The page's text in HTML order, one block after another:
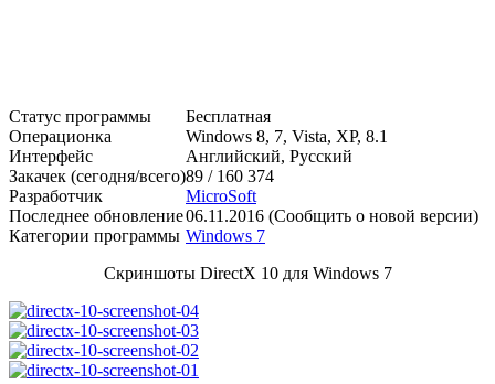
Статус программы
Бесплатная
Операционка
Windows 8, 7, Vista, XP, 8.1
Интерфейс
Английский, Русский
Закачек (сегодня/всего)89 / 160 374
Разработчик
MicroSoft
Последнее обновление06.11.2016 (Сообщить о новой версии)
Категории программы Windows 7
Скриншоты DirectX 10 для Windows 7